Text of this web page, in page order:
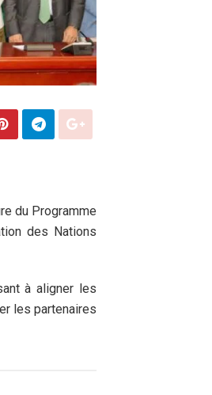
du Programme
des Nations
à aligner les
les partenaires